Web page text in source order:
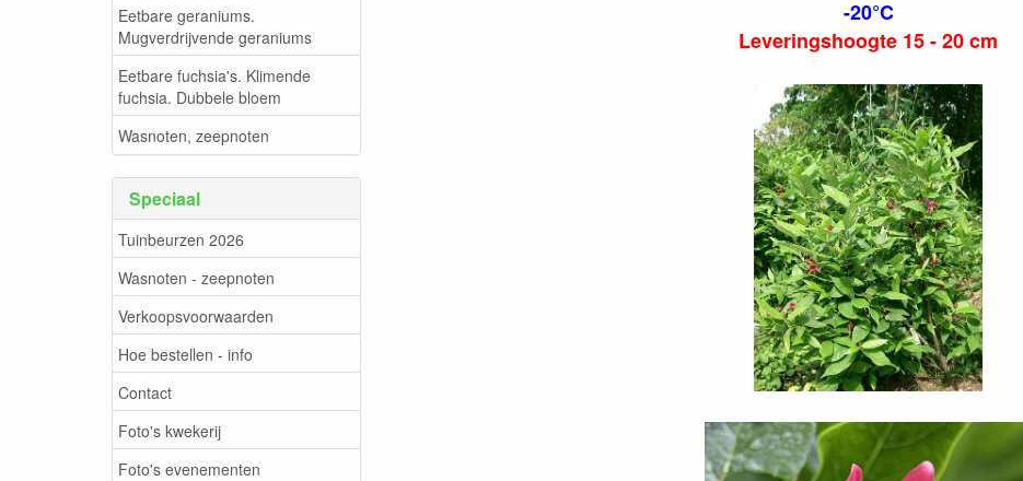
Eetbare geraniums.
Mugverdrijvende geraniums
Eetbare fuchsia's. Klimende
fuchsia. Dubbele bloem
Wasnoten, zeepnoten
Speciaal
Tuinbeurzen 2026
Wasnoten - zeepnoten
Verkoopsvoorwaarden
Hoe bestellen - info
Contact
Foto's kwekerij
Foto's evenementen
-20°C
Leveringshoogte 15 - 20 cm